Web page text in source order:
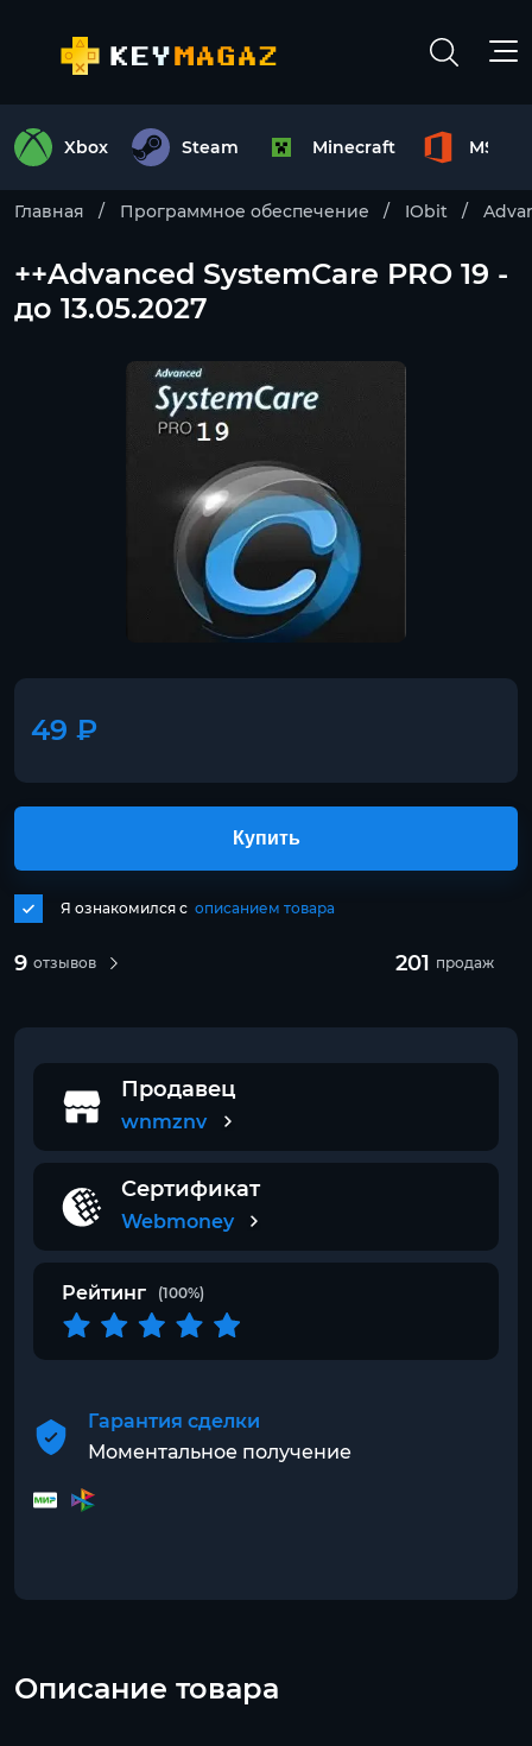
Xbox Steam Minecraft MS
Главная Программное обеспечение IObit
++Advanced SystemCare PRO 19 -
до 13.05.2027
49 ₽
9 отзывов 201 продаж
Я ознакомился с описанием товара
Купить
Продавец
wnmznv
Сертификат
Webmoney
Рейтинг (100%)
Гарантия сделки
Моментальное получение
Описание товара